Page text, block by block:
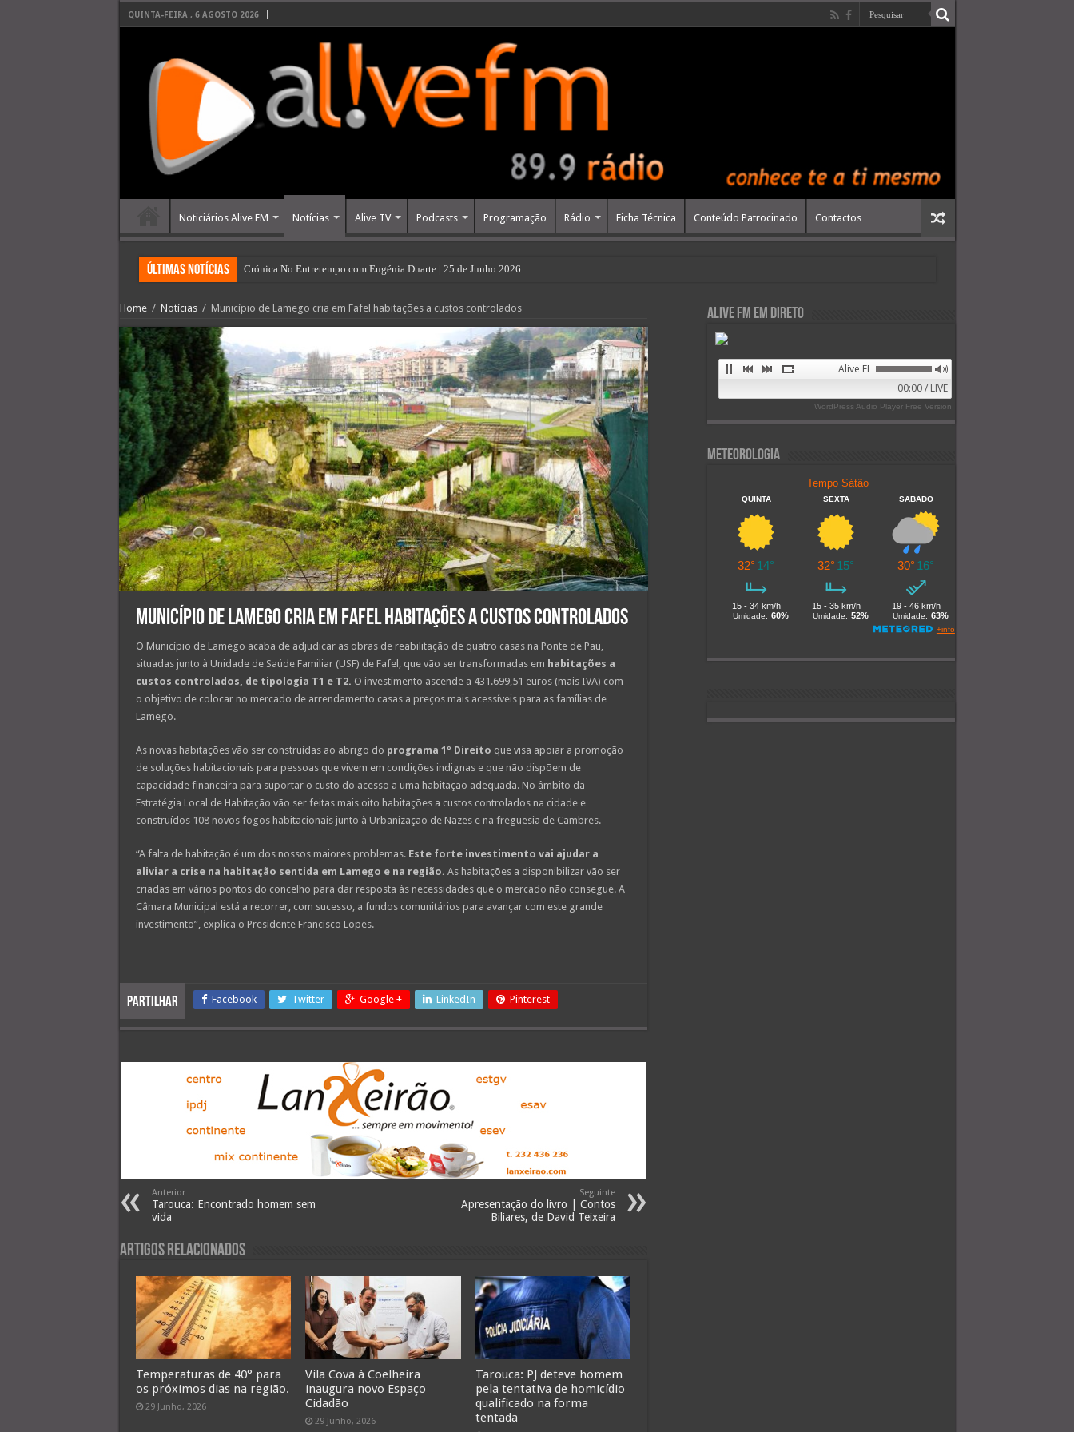
QUINTA-FEIRA , 6 AGOSTO 2026
Noticiários Alive FM Notícias Alive TV Podcasts Programação Rádio Ficha Técnica Conteúdo Patrocinado Contactos
últimas Notícias Crónica No Entretempo com Eugénia Duarte | 25 de Junho 2026
Home / Notícias / Município de Lamego cria em Fafel habitações a custos controlados
Município de Lamego cria em Fafel habitações a custos controlados
O Município de Lamego acaba de adjudicar as obras de reabilitação de quatro casas na Ponte de Pau,
situadas junto à Unidade de Saúde Familiar (USF) de Fafel, que vão ser transformadas em habitações a
custos controlados, de tipologia T1 e T2. O investimento ascende a 431.699,51 euros (mais IVA) com
o objetivo de colocar no mercado de arrendamento casas a preços mais acessíveis para as famílias de
Lamego.
As novas habitações vão ser construídas ao abrigo do programa 1º Direito que visa apoiar a promoção
de soluções habitacionais para pessoas que vivem em condições indignas e que não dispõem de
capacidade financeira para suportar o custo do acesso a uma habitação adequada. No âmbito da
Estratégia Local de Habitação vão ser feitas mais oito habitações a custos controlados na cidade e
construídos 108 novos fogos habitacionais junto à Urbanização de Nazes e na freguesia de Cambres.
“A falta de habitação é um dos nossos maiores problemas. Este forte investimento vai ajudar a
aliviar a crise na habitação sentida em Lamego e na região. As habitações a disponibilizar vão ser
criadas em vários pontos do concelho para dar resposta às necessidades que o mercado não consegue. A
Câmara Municipal está a recorrer, com sucesso, a fundos comunitários para avançar com este grande
investimento”, explica o Presidente Francisco Lopes.
Partilhar Facebook Twitter Google + LinkedIn Pinterest
Anterior
Tarouca: Encontrado homem sem
vida
Seguinte
Apresentação do livro | Contos
Biliares, de David Teixeira
Artigos Relacionados
Temperaturas de 40° para
os próximos dias na região.
29 Junho, 2026
Vila Cova à Coelheira
inaugura novo Espaço
Cidadão
29 Junho, 2026
Tarouca: PJ deteve homem
pela tentativa de homicídio
qualificado na forma
tentada
Alive FM em Direto
Alive FM 89.9
00:00 / LIVE
WordPress Audio Player Free Version
Meteorologia